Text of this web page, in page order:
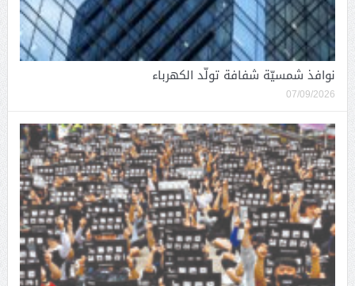
نوافذ شمسيّة شفافة تولّد الكهرباء
07/09/2026